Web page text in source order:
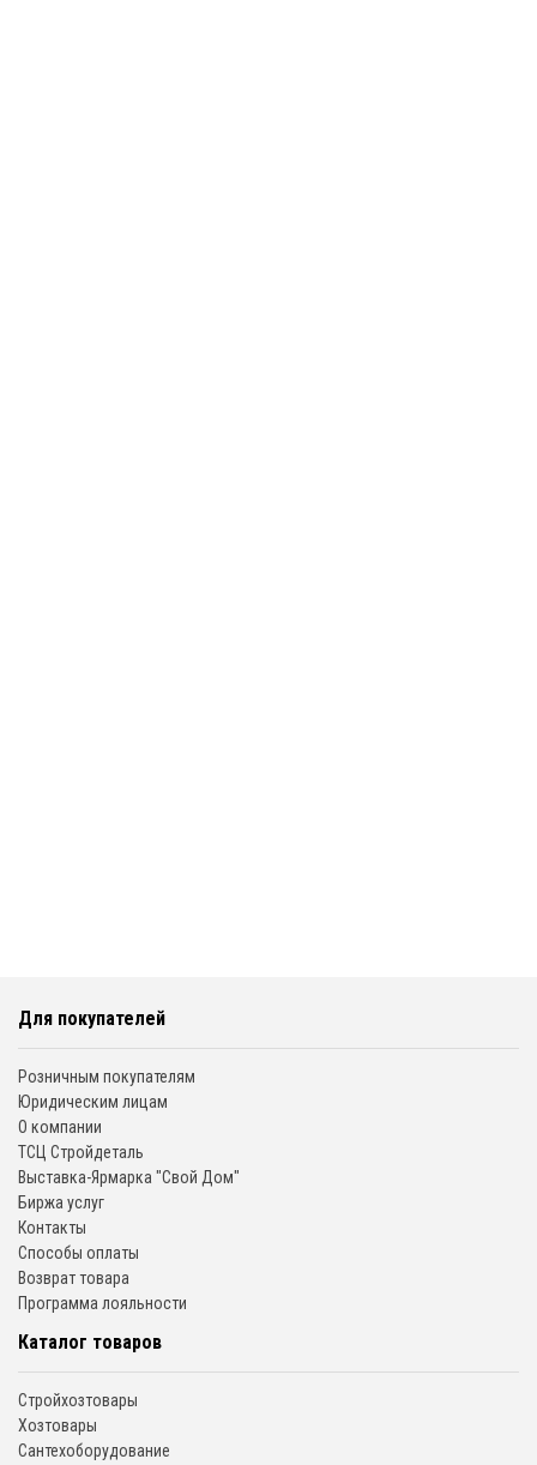
Для покупателей
Розничным покупателям
Юридическим лицам
О компании
ТСЦ Стройдеталь
Выставка-Ярмарка "Свой Дом"
Биржа услуг
Контакты
Способы оплаты
Возврат товара
Программа лояльности
Каталог товаров
Стройхозтовары
Хозтовары
Сантехоборудование